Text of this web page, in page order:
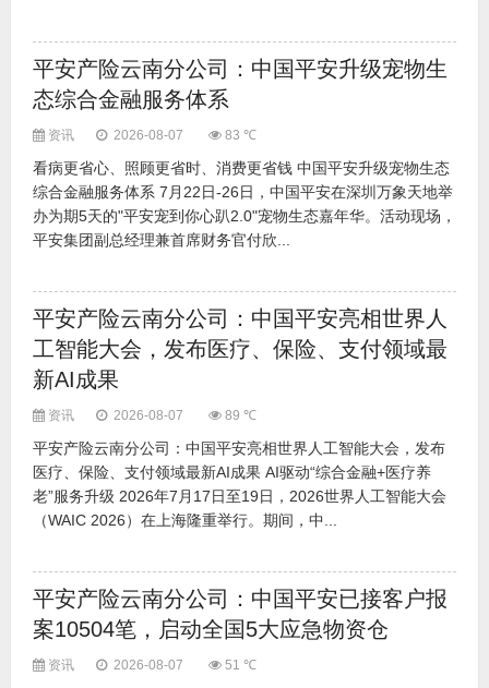
平安产险云南分公司：中国平安升级宠物生
态综合金融服务体系
资讯 2026-08-07 83 ℃
看病更省心、照顾更省时、消费更省钱 中国平安升级宠物生态
综合金融服务体系 7月22日-26日，中国平安在深圳万象天地举
办为期5天的"平安宠到你心趴2.0"宠物生态嘉年华。活动现场，
平安集团副总经理兼首席财务官付欣...
平安产险云南分公司：中国平安亮相世界人
工智能大会，发布医疗、保险、支付领域最
新AI成果
资讯 2026-08-07 89 ℃
平安产险云南分公司：中国平安亮相世界人工智能大会，发布
医疗、保险、支付领域最新AI成果 AI驱动“综合金融+医疗养
老”服务升级 2026年7月17日至19日，2026世界人工智能大会
（WAIC 2026）在上海隆重举行。期间，中...
平安产险云南分公司：中国平安已接客户报
案10504笔，启动全国5大应急物资仓
资讯 2026-08-07 51 ℃